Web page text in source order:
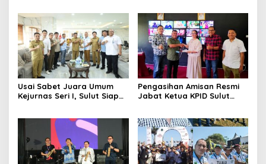
Serap Materi Literasi
Penyiaran
Usai Sabet Juara Umum
Kejurnas Seri I, Sulut Siap
di Tompaso
Pengasihan Amisan Resmi
Jabat Ketua KPID Sulut